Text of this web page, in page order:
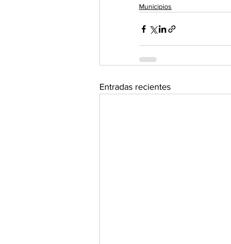
Municipios
Entradas recientes